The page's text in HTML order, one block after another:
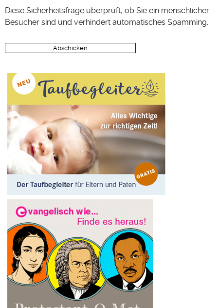
Diese Sicherheitsfrage überprüft, ob Sie ein menschlicher
Besucher sind und verhindert automatisches Spamming.